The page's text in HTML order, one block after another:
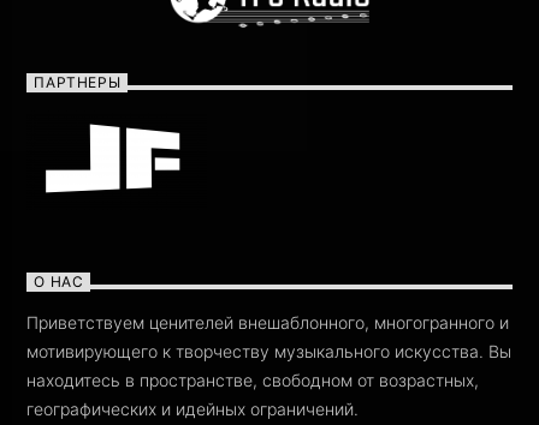
ПАРТНЕРЫ
О НАС
Приветствуем ценителей внешаблонного, многогранного и
мотивирующего к творчеству музыкального искусства. Вы
находитесь в пространстве, свободном от возрастных,
географических и идейных ограничений.